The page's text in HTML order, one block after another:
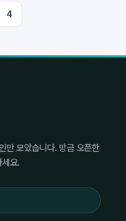
4
만 모았습니다. 방금 오픈한
요.